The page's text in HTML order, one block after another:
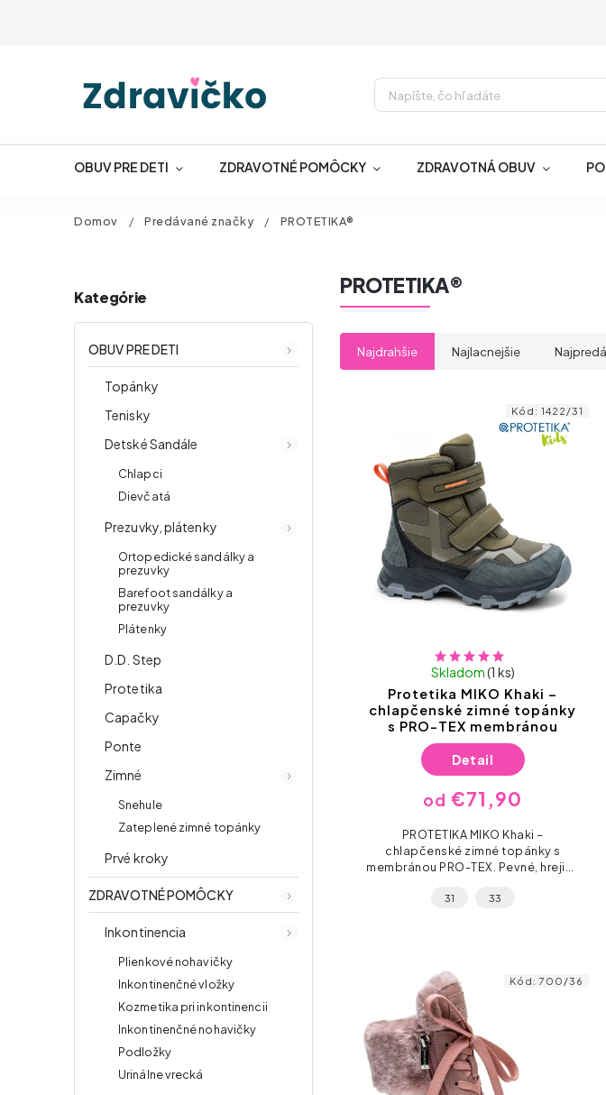
OBUV PRE DETI ZDRAVOTNÉ POMÔCKY ZDRAVOTNÁ OBUV
Domov / Predávané značky / PROTETIKA®
Kategórie
OBUV PRE DETI
Topánky
Tenisky
Detské Sandále
Chlapci
Dievčatá
Prezuvky, plátenky
Ortopedické sandálky a
prezuvky
Barefoot sandálky a
prezuvky
Plátenky
D.D. Step
Protetika
Capačky
Ponte
Zimné
Snehule
Zateplené zimné topánky
Prvé kroky
ZDRAVOTNÉ POMÔCKY
Inkontinencia
Plienkové nohavičky
Inkontinenčné vložky
Kozmetika pri inkontinencii
Inkontinenčné nohavičky
Podložky
Urinálne vrecká
PROTETIKA®
Najdrahšie Najlacnejšie
Protetika MIKO Khaki –
chlapčenské zimné topánky
s PRO-TEX membránou
Skladom(1 ks)
od €71,90
Detail
PROTETIKA MIKO Khaki –
chlapčenské zimné topánky s
membránou PRO-TEX. Pevné, hrejivé
výpravy aj bežné nosenie. Dva
31 33
Kód:1422/31
Kód:700/36